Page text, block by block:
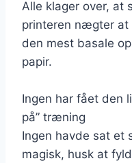
Alle klager over, at
printeren nægter at
den mest basale
papir.
Ingen har fået den
på” træning
Ingen havde sat et
magisk, husk at